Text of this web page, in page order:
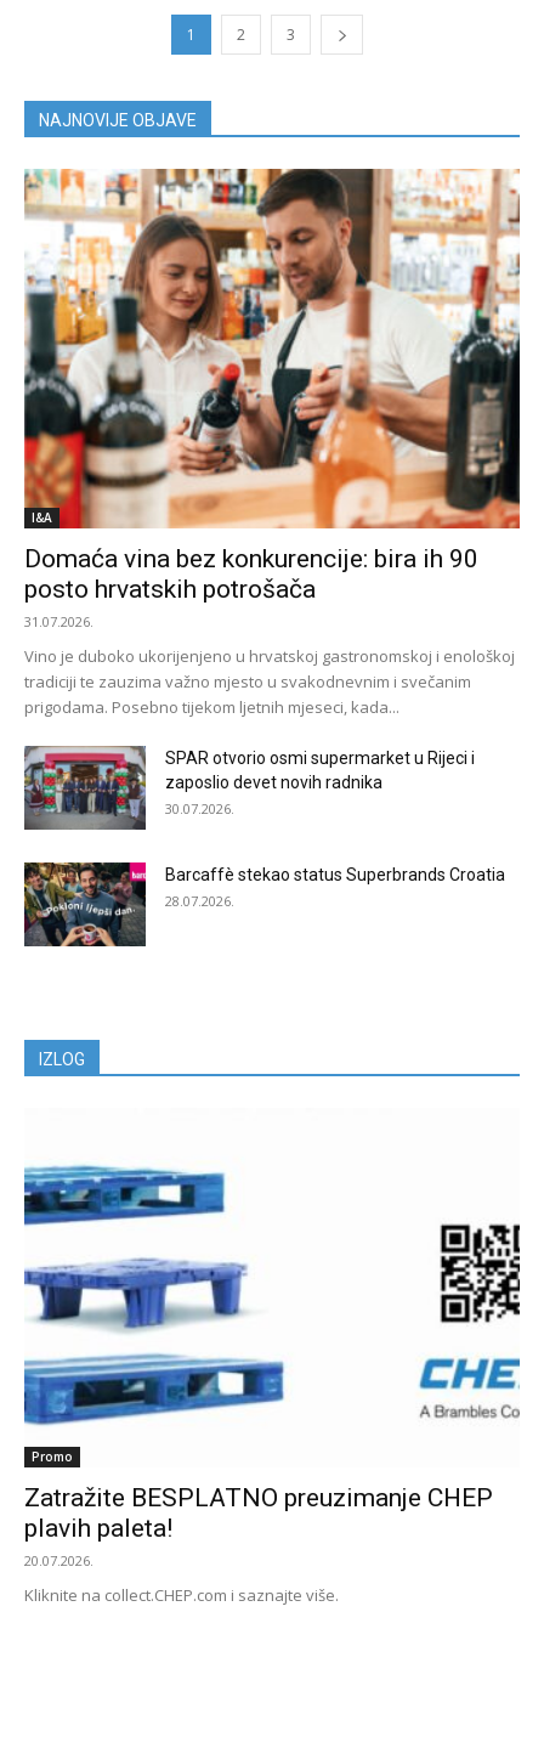
1 2 3
NAJNOVIJE OBJAVE
I&A
Domaća vina bez konkurencije: bira ih 90
posto hrvatskih potrošača
31.07.2026.
Vino je duboko ukorijenjeno u hrvatskoj gastronomskoj i enološkoj
tradiciji te zauzima važno mjesto u svakodnevnim i svečanim
prigodama. Posebno tijekom ljetnih mjeseci, kada...
SPAR otvorio osmi supermarket u Rijeci i
zaposlio devet novih radnika
30.07.2026.
Barcaffè stekao status Superbrands Croatia
28.07.2026.
IZLOG
Promo
Zatražite BESPLATNO preuzimanje CHEP
plavih paleta!
20.07.2026.
Kliknite na collect.CHEP.com i saznajte više.